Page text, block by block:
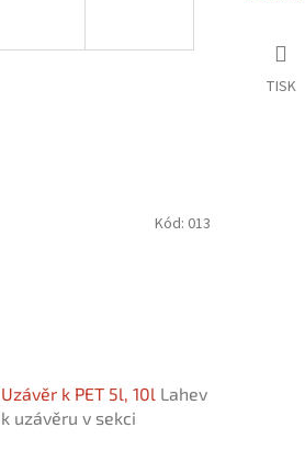
TISK
Uzávěr k PET 5l, 10l Lahev
k uzávěru v sekci
Kód: 013